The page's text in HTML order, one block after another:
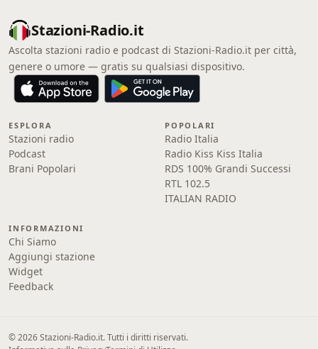
Stazioni-Radio.it
Ascolta stazioni radio e podcast di Stazioni-Radio.it per città,
genere o umore — gratis su qualsiasi dispositivo.
ESPLORA
Stazioni radio
Podcast
Brani Popolari
POPOLARI
Radio Italia
Radio Kiss Kiss Italia
RDS 100% Grandi Successi
RTL 102.5
ITALIAN RADIO
INFORMAZIONI
Chi Siamo
Aggiungi stazione
Widget
Feedback
© 2026 Stazioni-Radio.it. Tutti i diritti riservati.